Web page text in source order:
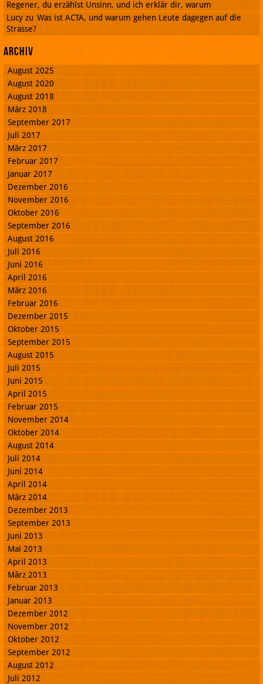
Regener, du erzählst Unsinn, und ich erklär dir, warum
Lucy zu Was ist ACTA, und warum gehen Leute dagegen auf die
Strasse?
Archiv
August 2025
August 2020
August 2018
März 2018
September 2017
Juli 2017
März 2017
Februar 2017
Januar 2017
Dezember 2016
November 2016
Oktober 2016
September 2016
August 2016
Juli 2016
Juni 2016
April 2016
März 2016
Februar 2016
Dezember 2015
Oktober 2015
September 2015
August 2015
Juli 2015
Juni 2015
April 2015
Februar 2015
November 2014
Oktober 2014
August 2014
Juli 2014
Juni 2014
April 2014
März 2014
Dezember 2013
September 2013
Juni 2013
Mai 2013
April 2013
März 2013
Februar 2013
Januar 2013
Dezember 2012
November 2012
Oktober 2012
September 2012
August 2012
Juli 2012